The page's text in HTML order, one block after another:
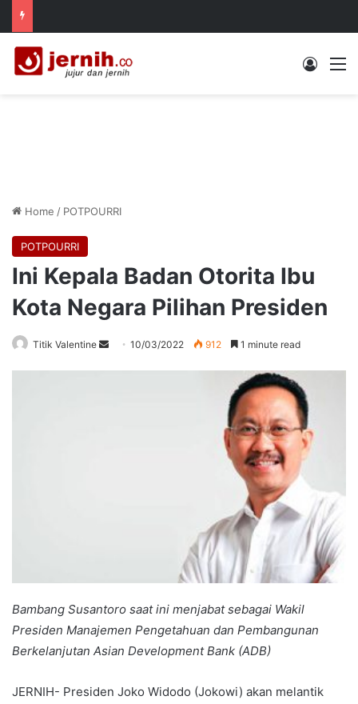
Log In
Home / POTPOURRI
POTPOURRI
Ini Kepala Badan Otorita Ibu
Kota Negara Pilihan Presiden
Titik Valentine
Send10/03/2022 912 1 minute read
Bambang Susantoro saat ini menjabat sebagai Wakil
Presiden Manajemen Pengetahuan dan Pembangunan
Berkelanjutan Asian Development Bank (ADB)
JERNIH- Presiden Joko Widodo (Jokowi) akan melantik